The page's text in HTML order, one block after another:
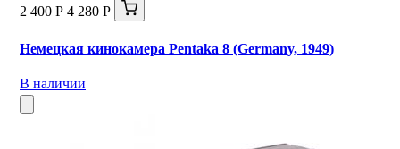
2 400 Р 4 280 Р
Немецкая кинокамера Pentaka 8 (Germany, 1949)
В наличии